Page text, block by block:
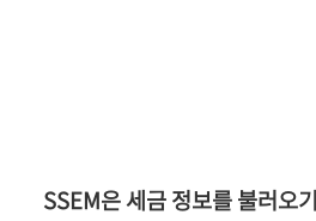
SSEM은 세금 정보를 불러오